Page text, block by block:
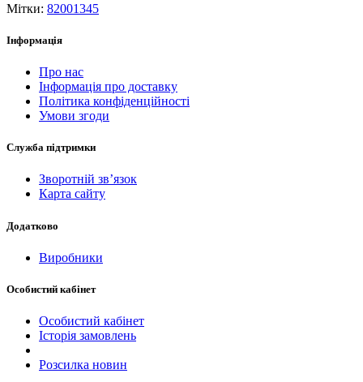
Мітки: 82001345
Інформація
Про нас
Інформація про доставку
Політика конфіденційності
Умови згоди
Служба підтримки
Зворотній зв’язок
Карта сайту
Додатково
Виробники
Особистий кабінет
Особистий кабінет
Історія замовлень
Розсилка новин